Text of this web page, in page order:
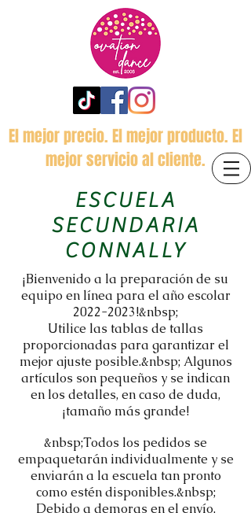
El mejor precio. El mejor producto. El
mejor servicio al cliente.
ESCUELA
SECUNDARIA
CONNALLY
¡Bienvenido a la preparación de su
equipo en línea para el año escolar
2022-2023!&nbsp;
Utilice las tablas de tallas
proporcionadas para garantizar el
mejor ajuste posible.&nbsp; Algunos
artículos son pequeños y se indican
en los detalles, en caso de duda,
¡tamaño más grande!
&nbsp;Todos los pedidos se
empaquetarán individualmente y se
enviarán a la escuela tan pronto
como estén disponibles.&nbsp;
Debido a demoras en el envío,